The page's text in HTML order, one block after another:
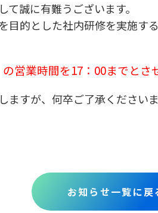
誠に有難うございます。
目的とした社内研修を実施す
営業時間を17：00までとさ
ますが、何卒ご了承ください
お知らせ一覧に戻